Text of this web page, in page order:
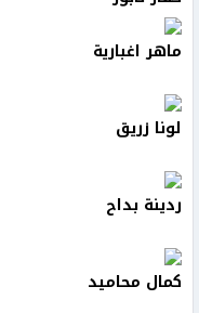
ماهر اغبارية
لونا زريق
ردينة بداح
كمال محاميد